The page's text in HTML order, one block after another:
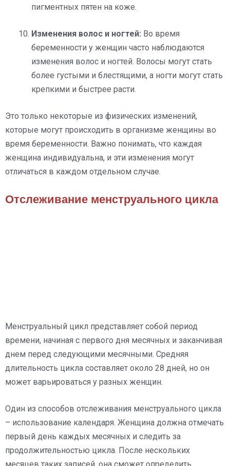
пигментных пятен на коже.
Изменения волос и ногтей: Во время
беременности у женщин часто наблюдаются
изменения волос и ногтей. Волосы могут стать
более густыми и блестящими, а ногти могут стать
крепкими и быстрее расти.
Это только некоторые из физических изменений,
которые могут происходить в организме женщины во
время беременности. Важно понимать, что каждая
женщина индивидуальна, и эти изменения могут
отличаться в каждом отдельном случае.
Отслеживание менструального цикла
Менструальный цикл представляет собой период
времени, начиная с первого дня месячных и заканчивая
днем перед следующими месячными. Средняя
длительность цикла составляет около 28 дней, но он
может варьироваться у разных женщин.
Один из способов отслеживания менструального цикла
– использование календаря. Женщина должна отмечать
первый день каждых месячных и следить за
продолжительностью цикла. После нескольких